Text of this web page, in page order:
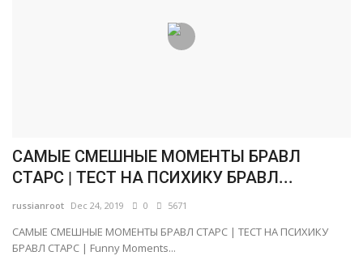
Русский
САМЫЕ СМЕШНЫЕ МОМЕНТЫ БРАВЛ
СТАРС | ТЕСТ НА ПСИХИКУ БРАВЛ...
russianroot Dec 24, 2019 0 5671
САМЫЕ СМЕШНЫЕ МОМЕНТЫ БРАВЛ СТАРС | ТЕСТ НА ПСИХИКУ
БРАВЛ СТАРС | Funny Moments...